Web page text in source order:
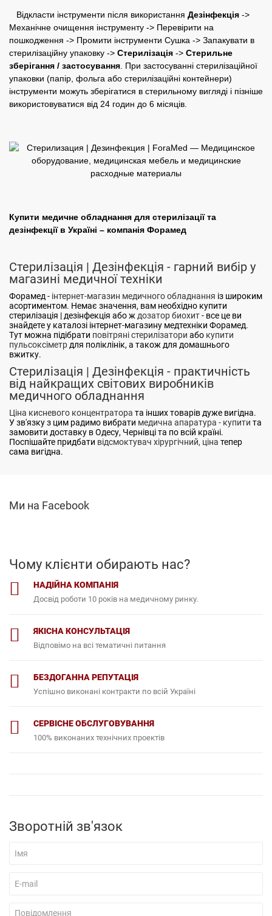
Відкласти інструменти після використання Дезінфекція ->
Механічне очищення інструменту -> Перевірити на
пошкодження -> Промити інструменти Сушка -> Запакувати в
стерилізаційну упаковку -> Стерилізація -> Стерильне
зберігання / застосування . При застосуванні стерилізаційної
упаковки (папір, фольга або стерилізаційні контейнери)
інструменти можуть зберігатися в стерильному вигляді і пізніше
використовуватися від 24 годин до 6 місяців.
Купити медичне обладнання для стерилізації та
дезінфекції в Україні – компанія Форамед
Стерилізація | Дезінфекція - гарний вибір у
магазині медичної техніки
Форамед - інтернет-магазин медичного обладнання із широким
асортиментом. Немає значення, вам необхідно купити
стерилізація | дезінфекція або ж дозатор биохит- все це ви
знайдете у каталозі інтернет-магазину медтехніки Форамед.
Тут можна підібрати повітряні стерилізатори або купити
пульсоксіметр для поліклінік, а також для домашнього
вжитку.
Стерилізація | Дезінфекція - практичність
від найкращих світових виробників
медичного обладнання
Ціна кисневого концентратора та інших товарів дуже вигідна.
У зв'язку з цим радимо вибрати медична апаратура - купити та
замовити доставку в Одесу, Чернівці та по всій країні.
Поспішайте придбати відсмоктувач хірургічний, ціна тепер
сама вигідна.
Ми на Facebook
Чому клієнти обирають нас?
НАДІЙНА КОМПАНІЯ
Досвід роботи 10 років на медичному ринку.
ЯКІСНА КОНСУЛЬТАЦІЯ
Відповімо на всі тематичні питання
БЕЗДОГАННА РЕПУТАЦІЯ
Успішно виконані контракти по всій Україні
СЕРВІСНЕ ОБСЛУГОВУВАННЯ
100% виконаних технічних проектів
Зворотній зв'язок